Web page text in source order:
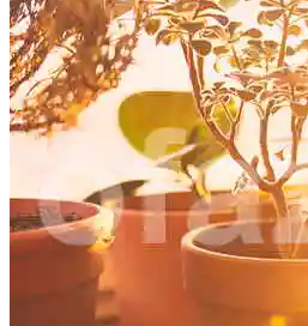
Посадка
Доминанты Из